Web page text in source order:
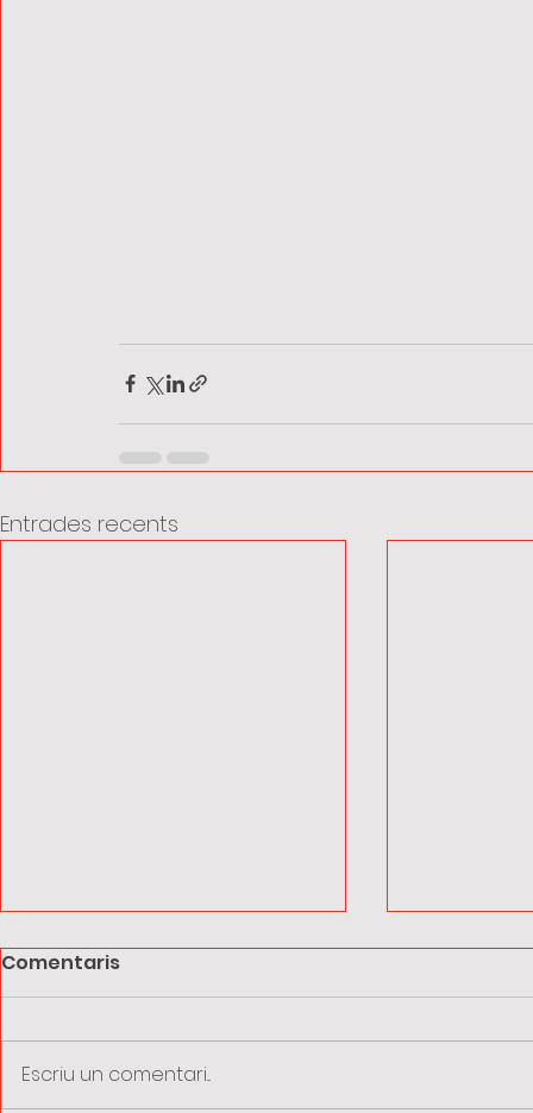
Entrades recents
Comentaris
Escriu un comentari...